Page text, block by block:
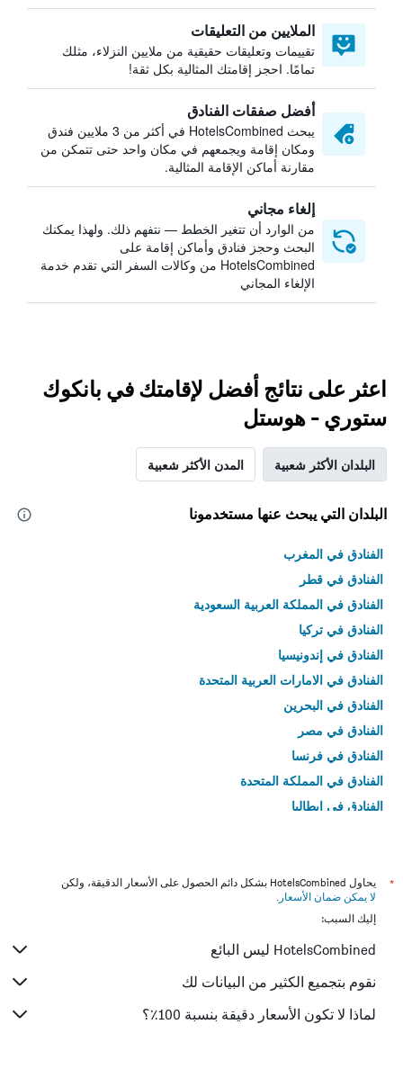
الملايين من التعليقات
تقييمات وتعليقات حقيقية من ملايين النزلاء، مثلك
تمامًا. احجز إقامتك المثالية بكل ثقة!
أفضل صفقات الفنادق
يبحث HotelsCombined في أكثر من 3 ملايين فندق
ومكان إقامة ويجمعهم في مكان واحد حتى تتمكن من
مقارنة أماكن الإقامة المثالية.
إلغاء مجاني
من الوارد أن تتغير الخطط — نتفهم ذلك. ولهذا يمكنك
البحث وحجز فنادق وأماكن إقامة على
HotelsCombined من وكالات السفر التي تقدم خدمة
الإلغاء المجاني
اعثر على نتائج أفضل لإقامتك في بانكوك
ستوري - هوستل
البلدان الأكثر شعبية المدن الأكثر شعبية
البلدان التي يبحث عنها مستخدمونا
الفنادق في المغرب
الفنادق في قطر
الفنادق في المملكة العربية السعودية
الفنادق في تركيا
الفنادق في إندونيسيا
الفنادق في الامارات العربية المتحدة
الفنادق في البحرين
الفنادق في مصر
الفنادق في فرنسا
الفنادق في المملكة المتحدة
الفنادق في إيطاليا
*
يحاول HotelsCombined بشكل دائم الحصول على الأسعار الدقيقة، ولكن
لا يمكن ضمان الأسعار .
إليك السبب:
HotelsCombined ليس البائع
نقوم بتجميع الكثير من البيانات لك
لماذا لا تكون الأسعار دقيقة بنسبة 100٪؟